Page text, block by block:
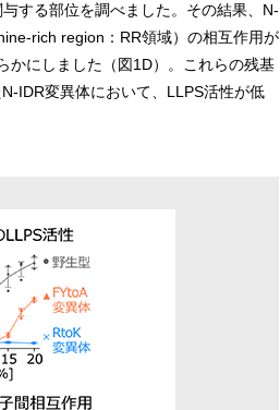
する部位を調べました。その結果、N-
rich region：RR領域）の相互作用が
かにしました（図1D）。これらの残基
IDR変異体において、LLPS活性が低